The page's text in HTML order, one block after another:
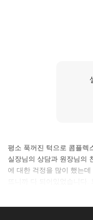
평소 푹꺼진 턱으로 콤플렉
실장님의 상담과 원장님의
에 대한 걱정을 많이 했는
뜨니까 다 되어있었습니다.